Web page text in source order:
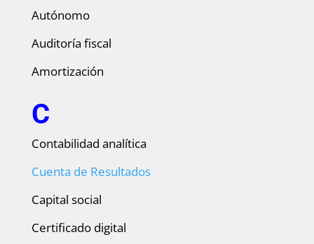
Autónomo
Auditoría fiscal
Amortización
C
Contabilidad analítica
Cuenta de Resultados
Capital social
Certificado digital